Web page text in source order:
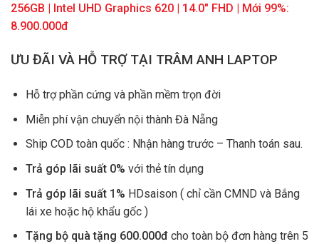
256GB | Intel UHD Graphics 620 | 14.0″ FHD | Mới 99%:
8.900.000đ
ƯU ĐÃI VÀ HỖ TRỢ TẠI TRÂM ANH LAPTOP
Hỗ trợ phần cứng và phần mềm trọn đời
Miễn phí vận chuyển nội thành Đà Nẵng
Ship COD toàn quốc : Nhận hàng trước – Thanh toán sau.
Trả góp lãi suất 0% với thẻ tín dụng
Trả góp lãi suất 1% HDsaison ( chỉ cần CMND và Bắng
lái xe hoặc hộ khẩu gốc )
Tặng bộ quà tặng 600.000đ cho toàn bộ đơn hàng trên 5